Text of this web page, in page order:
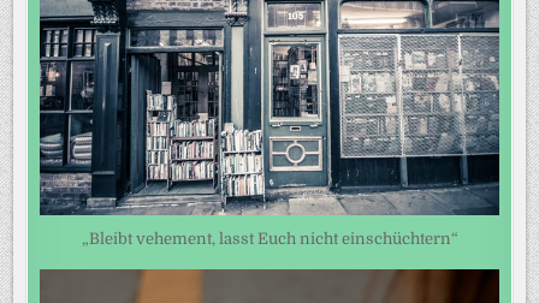
„Bleibt vehement, lasst Euch nicht einschüchtern“